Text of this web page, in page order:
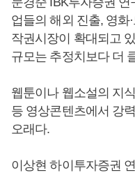
업들의 해외 진출, 영화
작권시장이 확대되고
규모는 추정치보다 더
웹툰이나 웹소설의 지
등 영상콘텐츠에서 강
오래다.
이상현 하이투자증권